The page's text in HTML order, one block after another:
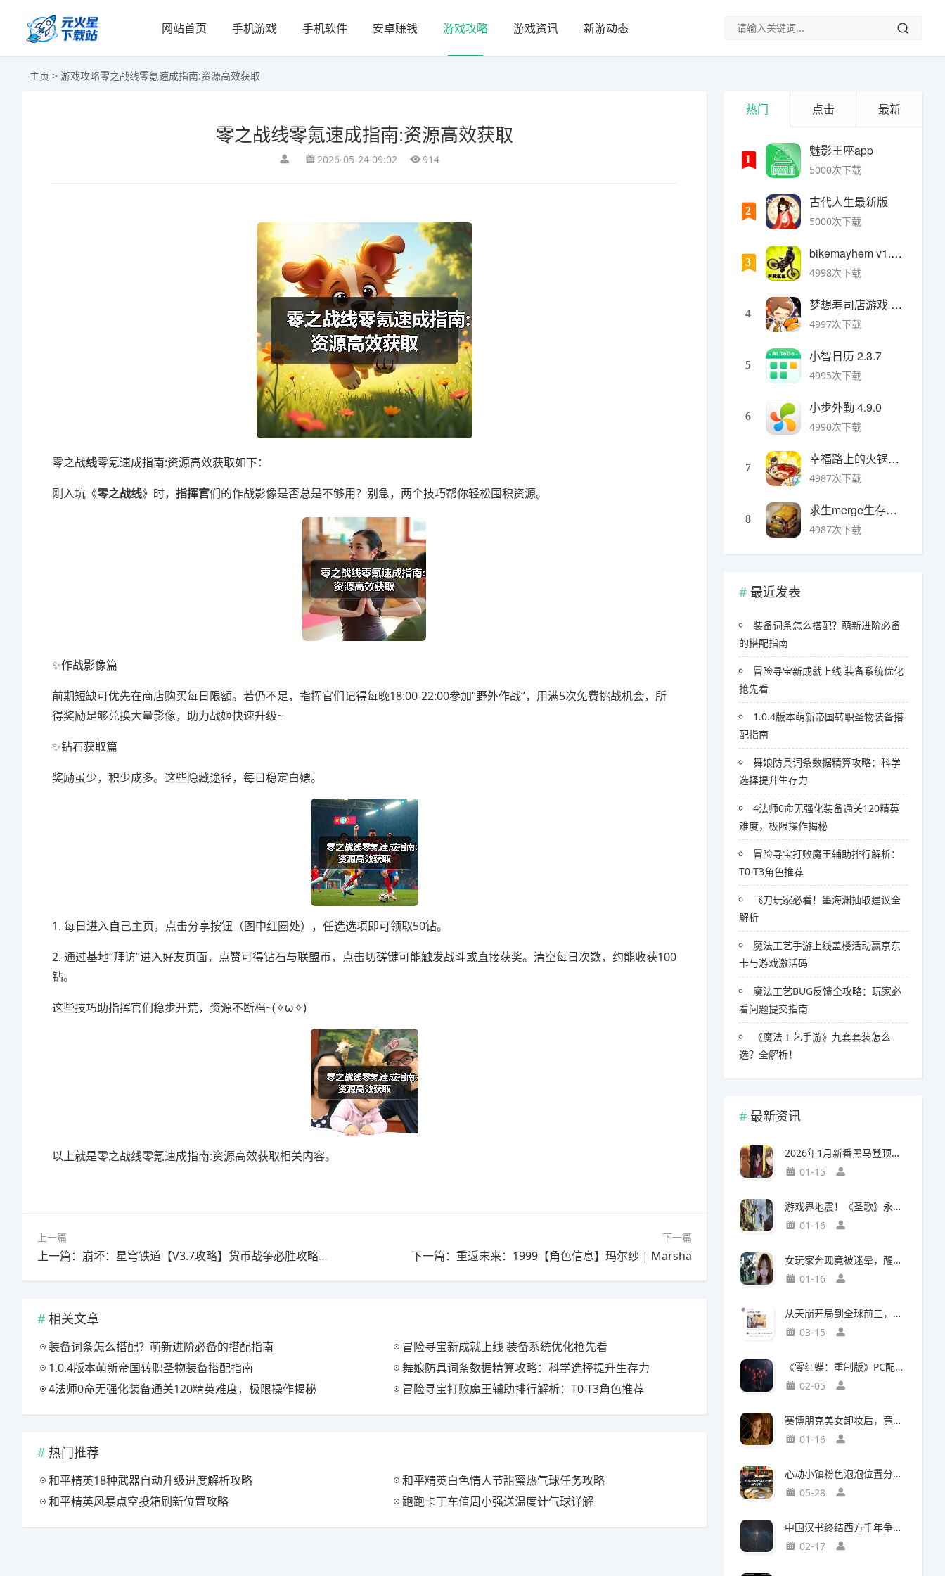
网站首页 手机游戏 手机软件 安卓赚钱 游戏攻略 游戏资讯 新游动态
主页 > 游戏攻略零之战线零氪速成指南:资源高效获取
零之战线零氪速成指南:资源高效获取
2026-05-24 09:02 914
零之战线零氪速成指南:资源高效获取如下：
刚入坑《零之战线》时， 指挥官们的作战影像是否总是不够用？别急，两个技巧帮你轻松囤积资源。
✨作战影像篇
前期短缺可优先在商店购买每日限额。若仍不足，指挥官们记得每晚18:00-22:00参加“野外作战”，用满5次免费挑战机会，所
得奖励足够兑换大量影像，助力战姬快速升级~
✨钻石获取篇
奖励虽少，积少成多。这些隐藏途径，每日稳定白嫖。
1. 每日进入自己主页，点击分享按钮（图中红圈处），任选选项即可领取50钻。
2. 通过基地“拜访”进入好友页面，点赞可得钻石与联盟币，点击切磋键可能触发战斗或直接获奖。清空每日次数，约能收获100
钻。
这些技巧助指挥官们稳步开荒，资源不断档~(✧ω✧)
以上就是零之战线零氪速成指南:资源高效获取相关内容。
上一篇
上一篇：崩坏：星穹铁道【V3.7攻略】货币战争必胜攻略｜1雅1鞋成型，低凹点流派
下一篇
下一篇：重返未来：1999【角色信息】玛尔纱 | Marsha
相关文章
装备词条怎么搭配？萌新进阶必备的搭配指南
冒险寻宝新成就上线 装备系统优化抢先看
1.0.4版本萌新帝国转职圣物装备搭配指南
舞娘防具词条数据精算攻略：科学选择提升生存力
4法师0命无强化装备通关120精英难度，极限操作揭秘
冒险寻宝打败魔王辅助排行解析：T0-T3角色推荐
热门推荐
和平精英18种武器自动升级进度解析攻略
和平精英白色情人节甜蜜热气球任务攻略
和平精英风暴点空投箱刷新位置攻略
跑跑卡丁车值周小强送温度计气球详解
热门 点击 最新
1
魅影王座app
5000次下载
2
古代人生最新版
5000次下载
3
bikemayhem v1.6.2安卓版
4998次下载
4
梦想寿司店游戏 v4.14.1安卓版
4997次下载
5
小智日历 2.3.7
4995次下载
6
小步外勤 4.9.0
4990次下载
7
幸福路上的火锅店官方版 v5.3.5安卓版
4987次下载
8
求生merge生存之地手机版 v1.48.0安卓版
4987次下载
最近发表
装备词条怎么搭配？萌新进阶必备
的搭配指南
冒险寻宝新成就上线 装备系统优化
抢先看
1.0.4版本萌新帝国转职圣物装备搭
配指南
舞娘防具词条数据精算攻略：科学
选择提升生存力
4法师0命无强化装备通关120精英
难度，极限操作揭秘
冒险寻宝打败魔王辅助排行解析：
T0-T3角色推荐
飞刀玩家必看！墨海渊抽取建议全
解析
魔法工艺手游上线盖楼活动赢京东
卡与游戏激活码
魔法工艺BUG反馈全攻略：玩家必
看问题提交指南
《魔法工艺手游》九套套装怎么
选？全解析！
最新资讯
2026年1月新番黑马登顶，竟然力压《咒术回战》拿下第一
01-15
游戏界地震！《圣歌》永久停服，《生化9》海报震撼亮相
01-16
女玩家奔现竟被迷晕，醒来后价值千万的游戏装备不翼而飞
01-16
从天崩开局到全球前三，这还是我认识的“少前2”？
03-15
《零红蝶：重制版》PC配置公开：推荐配置RTX2060 1080p/30帧
02-05
赛博朋克美女卸妆后，竟然比浓妆时更惊艳？
01-16
心动小镇粉色泡泡位置分布攻略
05-28
中国汉书终结西方千年争吵：伯利恒之星是真实存在
02-17